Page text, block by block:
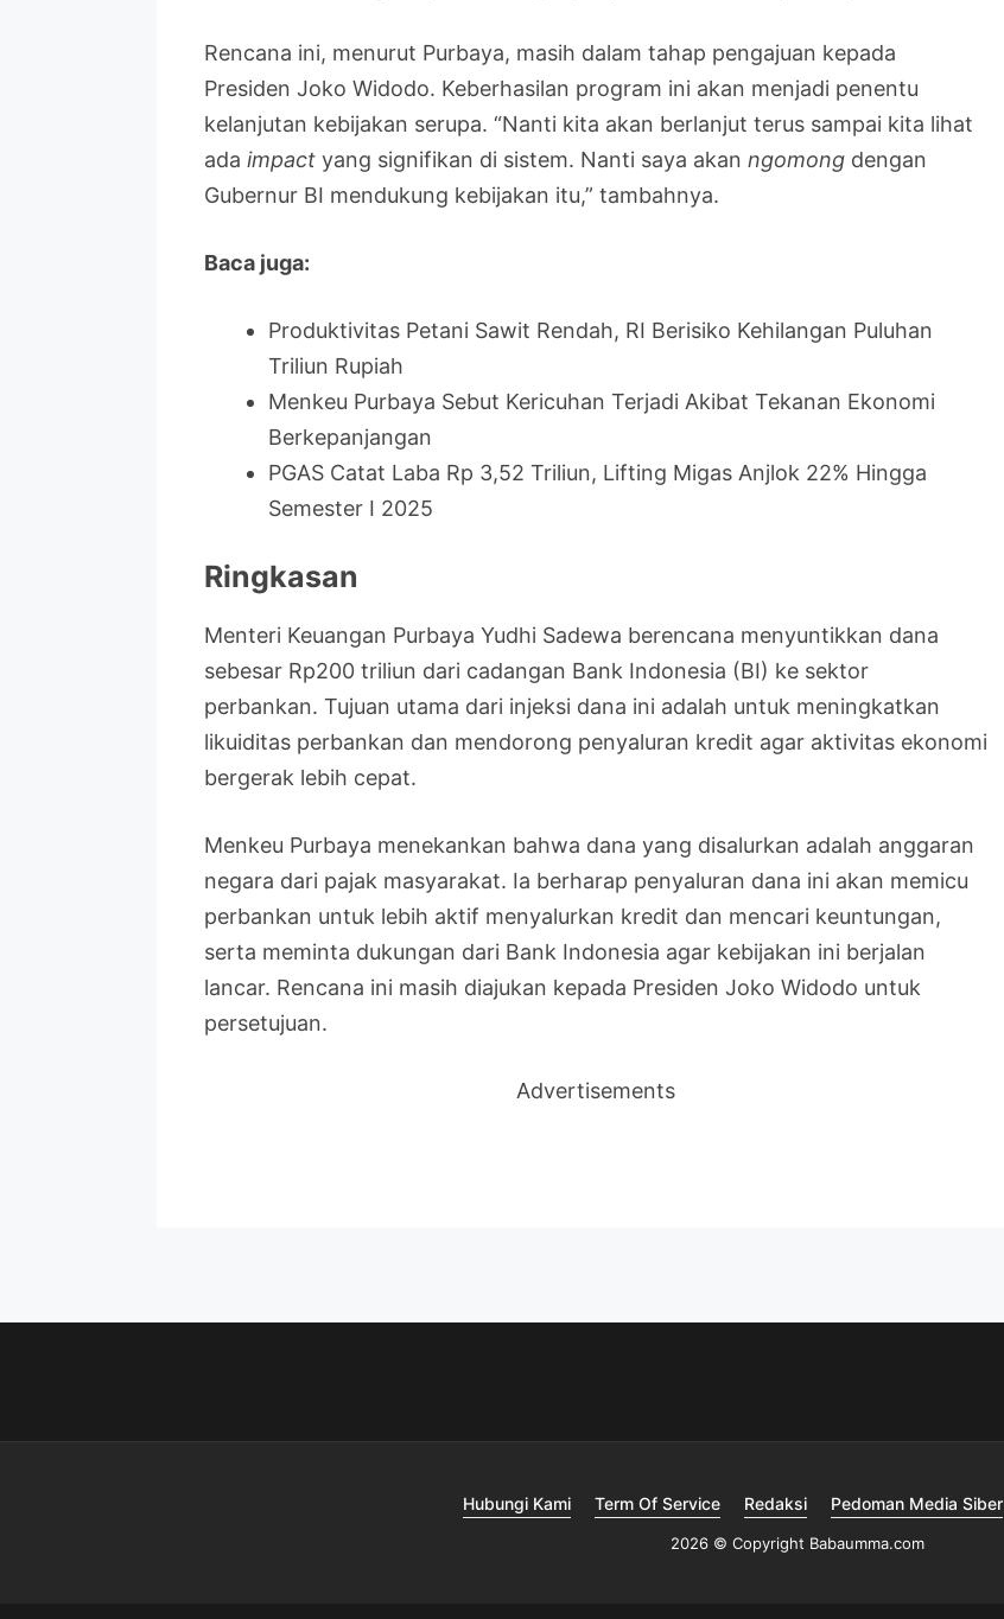
Rencana ini, menurut Purbaya, masih dalam tahap pengajuan kepada
Presiden Joko Widodo. Keberhasilan program ini akan menjadi penentu
kelanjutan kebijakan serupa. “Nanti kita akan berlanjut terus sampai kita lihat
ada impact yang signifikan di sistem. Nanti saya akan ngomong dengan
Gubernur BI mendukung kebijakan itu,” tambahnya.
Baca juga:
Produktivitas Petani Sawit Rendah, RI Berisiko Kehilangan Puluhan
Triliun Rupiah
Menkeu Purbaya Sebut Kericuhan Terjadi Akibat Tekanan Ekonomi
Berkepanjangan
PGAS Catat Laba Rp 3,52 Triliun, Lifting Migas Anjlok 22% Hingga
Semester I 2025
Ringkasan
Menteri Keuangan Purbaya Yudhi Sadewa berencana menyuntikkan dana
sebesar Rp200 triliun dari cadangan Bank Indonesia (BI) ke sektor
perbankan. Tujuan utama dari injeksi dana ini adalah untuk meningkatkan
likuiditas perbankan dan mendorong penyaluran kredit agar aktivitas ekonomi
bergerak lebih cepat.
Menkeu Purbaya menekankan bahwa dana yang disalurkan adalah anggaran
negara dari pajak masyarakat. Ia berharap penyaluran dana ini akan memicu
perbankan untuk lebih aktif menyalurkan kredit dan mencari keuntungan,
serta meminta dukungan dari Bank Indonesia agar kebijakan ini berjalan
lancar. Rencana ini masih diajukan kepada Presiden Joko Widodo untuk
persetujuan.
Advertisements
Hubungi Kami Term Of Service Redaksi Pedoman Media Siber
2026 © Copyright Babaumma.com